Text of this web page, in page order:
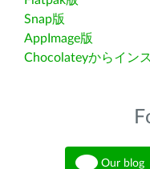
Snap版
AppImage版
Chocolateyからイン
Our blog